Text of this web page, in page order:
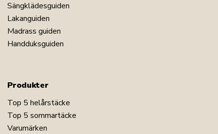
Sängklädesguiden
Lakanguiden
Madrass guiden
Handduksguiden
Produkter
Top 5 helårstäcke
Top 5 sommartäcke
Varumärken